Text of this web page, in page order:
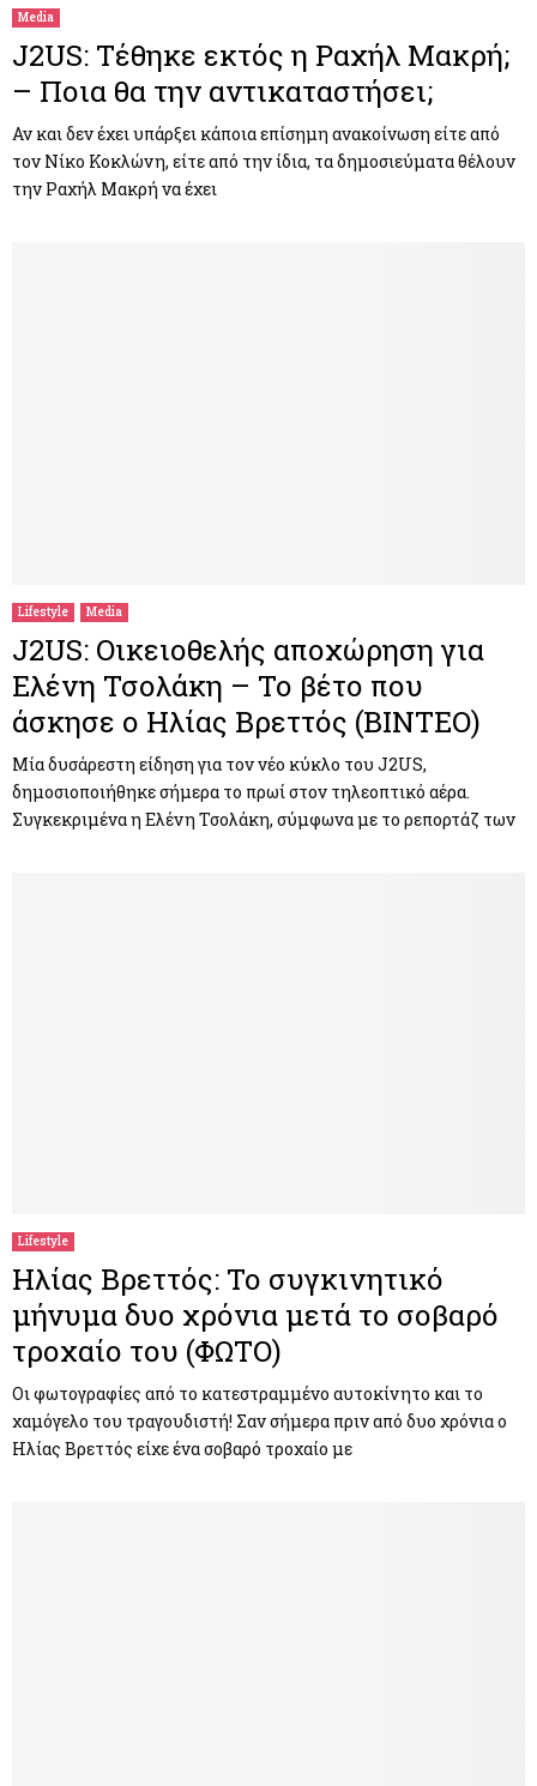
Media
J2US: Τέθηκε εκτός η Ραχήλ Μακρή;
– Ποια θα την αντικαταστήσει;
Αν και δεν έχει υπάρξει κάποια επίσημη ανακοίνωση είτε από
τον Νίκο Κοκλώνη, είτε από την ίδια, τα δημοσιεύματα θέλουν
την Ραχήλ Μακρή να έχει
Lifestyle Media
J2US: Οικειοθελής αποχώρηση για
Ελένη Τσολάκη – Το βέτο που
άσκησε ο Ηλίας Βρεττός (ΒΙΝΤΕΟ)
Μία δυσάρεστη είδηση για τον νέο κύκλο του J2US,
δημοσιοποιήθηκε σήμερα το πρωί στον τηλεοπτικό αέρα.
Συγκεκριμένα η Ελένη Τσολάκη, σύμφωνα με το ρεπορτάζ των
Lifestyle
Ηλίας Βρεττός: Το συγκινητικό
μήνυμα δυο χρόνια μετά το σοβαρό
τροχαίο του (ΦΩΤΟ)
Οι φωτογραφίες από το κατεστραμμένο αυτοκίνητο και το
χαμόγελο του τραγουδιστή! Σαν σήμερα πριν από δυο χρόνια ο
Ηλίας Βρεττός είχε ένα σοβαρό τροχαίο με